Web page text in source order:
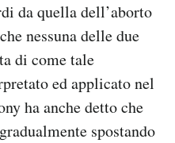
da quella dell’aborto
nessuna delle due
di come tale
ed applicato nel
ha anche detto che
spostando